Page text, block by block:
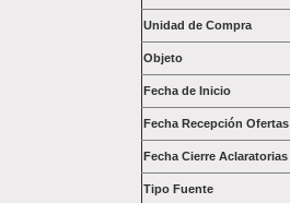
Unidad de Compra
Objeto
Fecha de Inicio
Fecha Recepción Ofertas
Fecha Cierre Aclaratorias
Tipo Fuente